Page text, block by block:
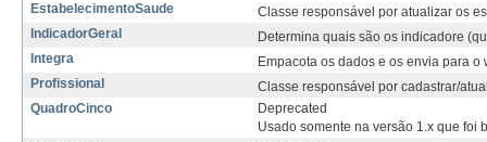
EstabelecimentoSaude
Classe responsável por atualizar os
IndicadorGeral
Determina quais são os indicadore
Integra
Empacota os dados e os envia para o
Profissional
Classe responsável por cadastrar/
QuadroCinco
Deprecated
Usado somente na versão 1.x que foi